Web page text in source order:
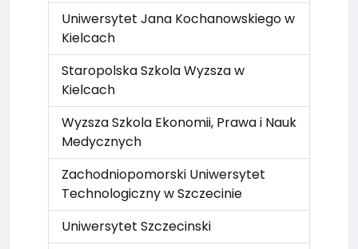
Uniwersytet Jana Kochanowskiego w
Kielcach
Staropolska Szkola Wyzsza w
Kielcach
Wyzsza Szkola Ekonomii, Prawa i Nauk
Medycznych
Zachodniopomorski Uniwersytet
Technologiczny w Szczecinie
Uniwersytet Szczecinski